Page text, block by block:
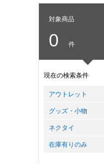
対象商品
0 件
現在の検索条件
アウトレット
グッズ・小物
ネクタイ
在庫有りのみ